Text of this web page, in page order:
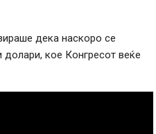
дека наскоро се
кое Конгресот веќе